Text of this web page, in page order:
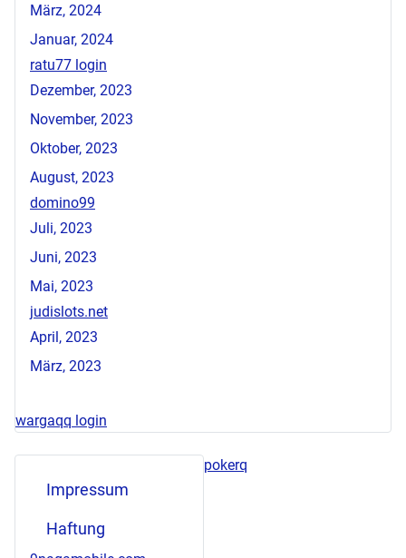
März, 2024
Januar, 2024
ratu77 login
Dezember, 2023
November, 2023
Oktober, 2023
August, 2023
domino99
Juli, 2023
Juni, 2023
Mai, 2023
judislots.net
April, 2023
März, 2023
wargaqq login
Impressum
Haftung
pokerq